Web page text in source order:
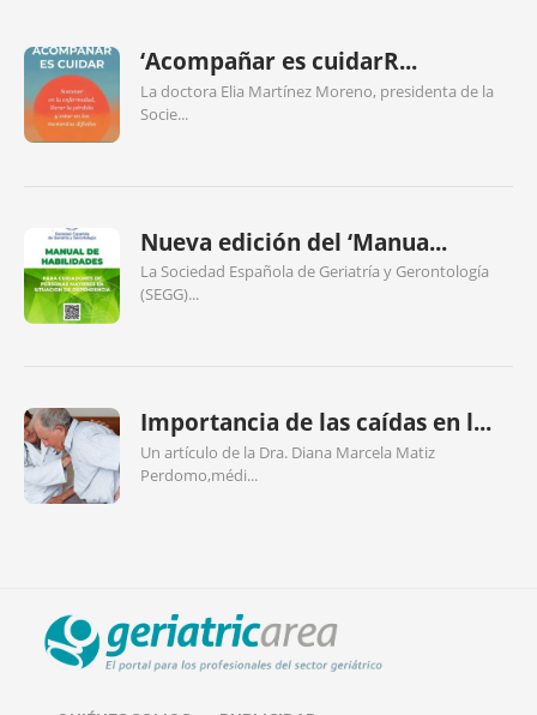
‘Acompañar es cuidarR...
La doctora Elia Martínez Moreno, presidenta de la
Socie...
Nueva edición del ‘Manua...
La Sociedad Española de Geriatría y Gerontología
(SEGG)...
Importancia de las caídas en l...
Un artículo de la Dra. Diana Marcela Matiz
Perdomo,médi...